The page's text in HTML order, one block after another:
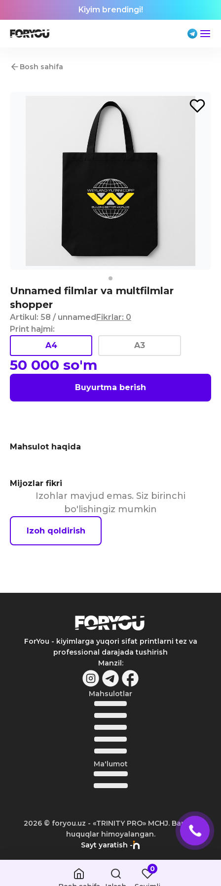
Kiyim brendingi!
Bosh sahifa
Unnamed filmlar va multfilmlar
shopper
Artikul: 58 / unnamedFikrlar: 0
Print hajmi:
A4
A3
50 000 so'm
Buyurtma berish
Mahsulot haqida
Mijozlar fikri
Izohlar mavjud emas. Siz birinchi
bo'lishingiz mumkin
Izoh qoldirish
ForYou - kiyimlarga yuqori sifat printlarni tez va
professional darajada tushirish
Manzil:
Mahsulotlar
Ma'lumot
2026© foryou.uz - «TRINITY PRO» MCHJ. Barcha
huquqlar himoyalangan.
Sayt yaratish -
0